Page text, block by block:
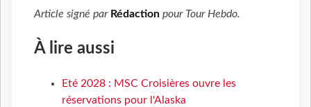
Article signé par Rédaction pour Tour Hebdo.
À lire aussi
Eté 2028 : MSC Croisières ouvre les
réservations pour l'Alaska